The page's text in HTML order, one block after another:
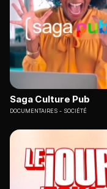
Saga Culture Pub
DOCUMENTAIRES SOCIÉTÉ